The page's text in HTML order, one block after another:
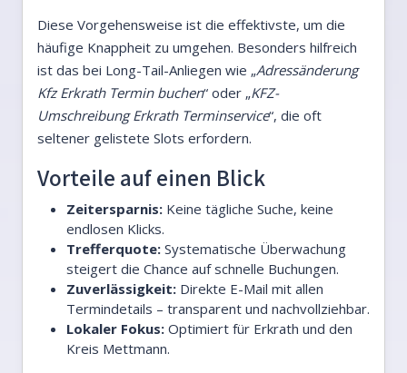
Diese Vorgehensweise ist die effektivste, um die
häufige Knappheit zu umgehen. Besonders hilfreich
ist das bei Long-Tail-Anliegen wie „Adressänderung
Kfz Erkrath Termin buchen“ oder „KFZ-
Umschreibung Erkrath Terminservice“, die oft
seltener gelistete Slots erfordern.
Vorteile auf einen Blick
Zeitersparnis: Keine tägliche Suche, keine
endlosen Klicks.
Trefferquote: Systematische Überwachung
steigert die Chance auf schnelle Buchungen.
Zuverlässigkeit: Direkte E-Mail mit allen
Termindetails – transparent und nachvollziehbar.
Lokaler Fokus: Optimiert für Erkrath und den
Kreis Mettmann.